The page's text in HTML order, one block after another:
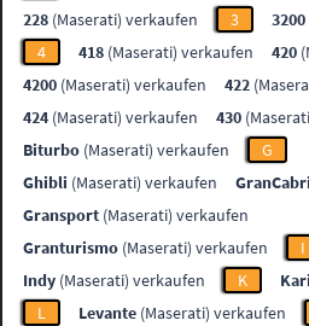
228 (Maserati) verkaufen 3 3200
4
418 (Maserati) verkaufen 420
4200 (Maserati) verkaufen 422
424 (Maserati) verkaufen 430
Biturbo (Maserati) verkaufen
G
Ghibli (Maserati) verkaufen
Gransport (Maserati) verkaufen
Granturismo (Maserati) verkaufen
I
Indy (Maserati) verkaufen K
L
Levante (Maserati) verkaufen